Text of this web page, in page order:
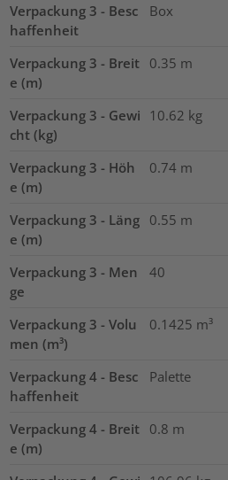
Verpackung 3 - Besc
haffenheit
Box
Verpackung 3 - Breit
e (m)
0.35 m
Verpackung 3 - Gewi
cht (kg)
10.62 kg
Verpackung 3 - Höh
e (m)
0.74 m
Verpackung 3 - Läng
e (m)
0.55 m
Verpackung 3 - Men
ge
40
Verpackung 3 - Volu
men (m³)
0.1425 m³
Verpackung 4 - Besc
haffenheit
Palette
Verpackung 4 - Breit
e (m)
0.8 m